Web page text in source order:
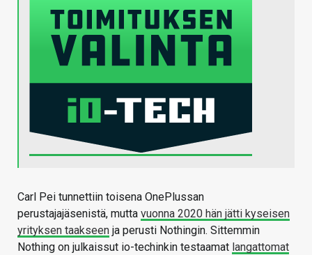
Carl Pei tunnettiin toisena OnePlussan
perustajajäsenistä, mutta vuonna 2020 hän jätti kyseisen
yrityksen taakseen ja perusti Nothingin. Sittemmin
Nothing on julkaissut io-techinkin testaamat langattomat